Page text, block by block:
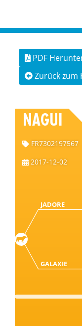
PDF
Zurück zum
NAGUI
FR7302197567
2017-12-02
JADORE
GALAXIE